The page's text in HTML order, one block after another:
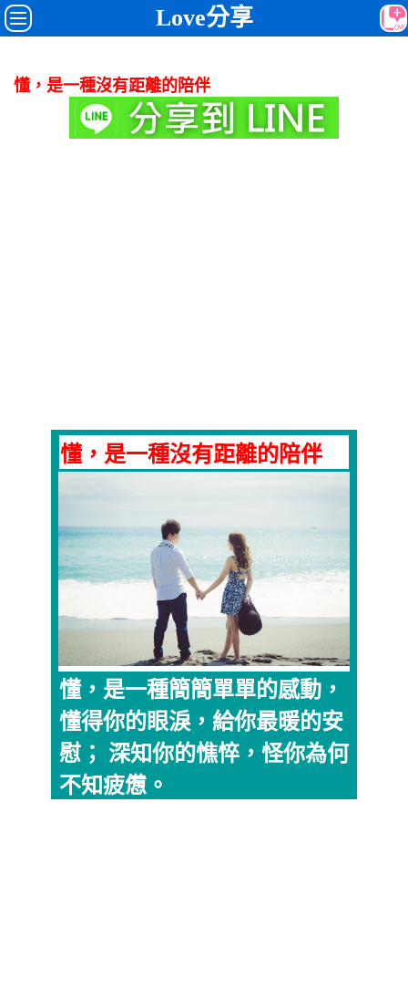
Love分享
懂，是一種沒有距離的陪伴
懂，是一種沒有距離的陪伴
懂，是一種簡簡單單的感動，
懂得你的眼淚，給你最暖的安
慰； 深知你的憔悴，怪你為何
不知疲憊。